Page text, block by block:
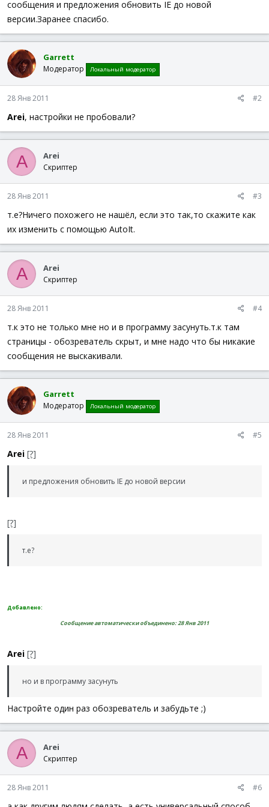
сообщения и предложения обновить IE до новой
версии.Заранее спасибо.
Garrett
Модератор Локальный модератор
28 Янв 2011 #2
Arei, настройки не пробовали?
A Arei
Скриптер
28 Янв 2011 #3
т.е?Ничего похожего не нашёл, если это так,то скажите как
их изменить с помощью AutoIt.
A Arei
Скриптер
28 Янв 2011 #4
т.к это не только мне но и в программу засунуть.т.к там
страницы - обозреватель скрыт, и мне надо что бы никакие
сообщения не выскакивали.
Garrett
Модератор Локальный модератор
28 Янв 2011 #5
Arei [?]
и предложения обновить IE до новой версии
[?]
т.е?
Добавлено:
Сообщение автоматически объединено:28 Янв 2011
Arei [?]
но и в программу засунуть
Настройте один раз обозреватель и забудьте ;)
A Arei
Скриптер
28 Янв 2011 #6